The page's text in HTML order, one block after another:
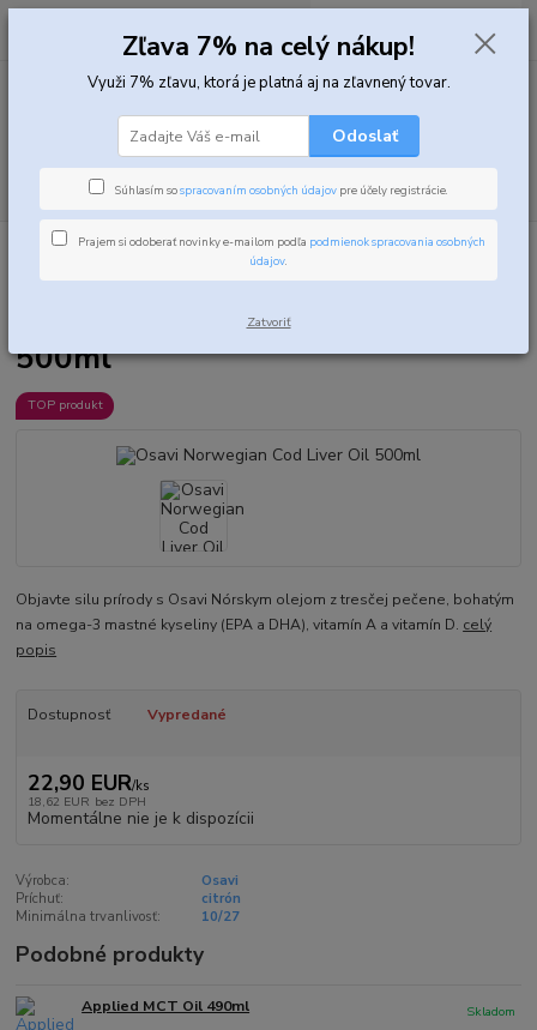
Hľadať
0,00 EUR
Vitamíny, minerály a zdravie Zdravé tuky
Osavi Norwegian
Osavi Norwegian Cod Liver Oil
500ml
TOP produkt
Objavte silu prírody s Osavi Nórskym olejom z tresčej pečene, bohatým
na omega-3 mastné kyseliny (EPA a DHA), vitamín A a vitamín D. celý
popis
Dostupnosť Vypredané
22,90 EUR/ks
18,62 EUR bez DPH
Momentálne nie je k dispozícii
Výrobca:
Osavi
Príchuť:
citrón
Minimálna trvanlivosť:
10/27
Podobné produkty
Applied MCT Oil 490ml Skladom
Zľava 7% na celý nákup!
Využi 7% zľavu, ktorá je platná aj na zľavnený tovar.
Odoslať
Súhlasím sospracovaním osobných údajov pre účely registrácie.
Prajem si odoberať novinky e-mailom podľa podmienok spracovania osobných
údajov.
Zatvoriť